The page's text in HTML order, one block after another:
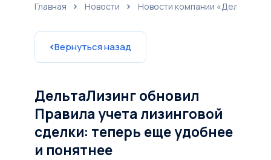
КонтактыСтрахованиеКарьераАкции и партнеры
Главная Новости Новости компании
ДельтаЛизинг обновил
Правила учета лизинговой
сделки: теперь еще удобнее
и понятнее
Вернуться назад